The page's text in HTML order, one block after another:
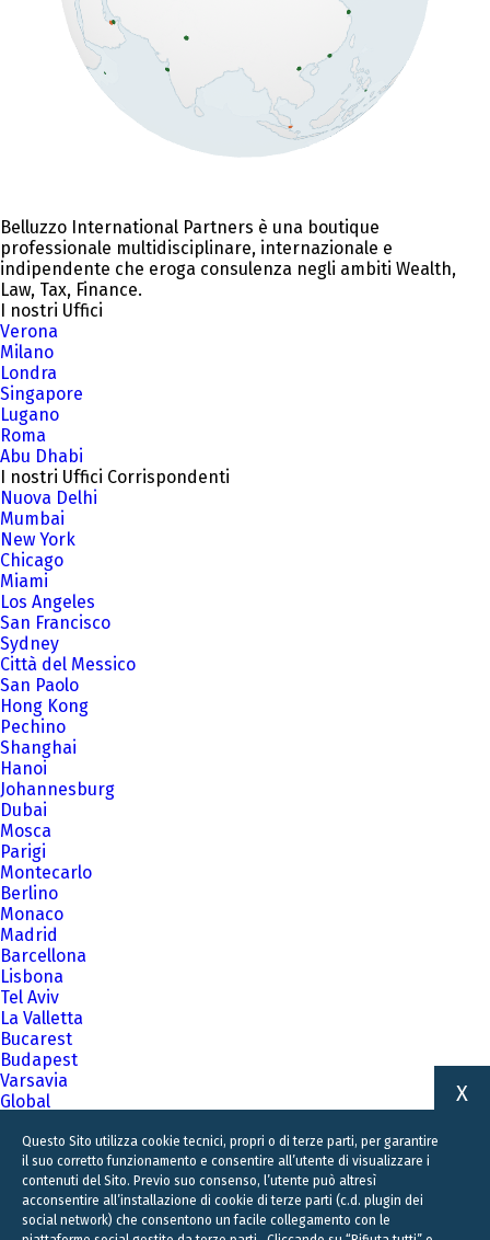
Belluzzo International Partners è una boutique
professionale multidisciplinare, internazionale e
indipendente che eroga consulenza negli ambiti Wealth,
Law, Tax, Finance.
I nostri Uffici
Verona
Milano
Londra
Singapore
Lugano
Roma
Abu Dhabi
I nostri Uffici Corrispondenti
Nuova Delhi
Mumbai
New York
Chicago
Miami
Los Angeles
San Francisco
Sydney
Città del Messico
San Paolo
Hong Kong
Pechino
Shanghai
Hanoi
Johannesburg
Dubai
Mosca
Parigi
Montecarlo
Berlino
Monaco
Madrid
Barcellona
Lisbona
Tel Aviv
La Valletta
Bucarest
Budapest
Varsavia
Global
Questo Sito utilizza cookie tecnici, propri o di terze parti, per garantire
il suo corretto funzionamento e consentire all’utente di visualizzare i
contenuti del Sito. Previo suo consenso, l’utente può altresì
acconsentire all’installazione di cookie di terze parti (c.d. plugin dei
social network) che consentono un facile collegamento con le
X